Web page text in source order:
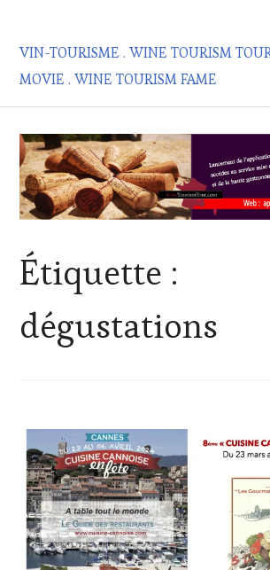
contenu
principal
VIN-TOURISME . WINE TOURISM
MOVIE . WINE TOURISM FAME
Étiquette :
dégustations
WINE
TASTING
VOUCHER,
CÔTES-
DE-
PROVENCE,